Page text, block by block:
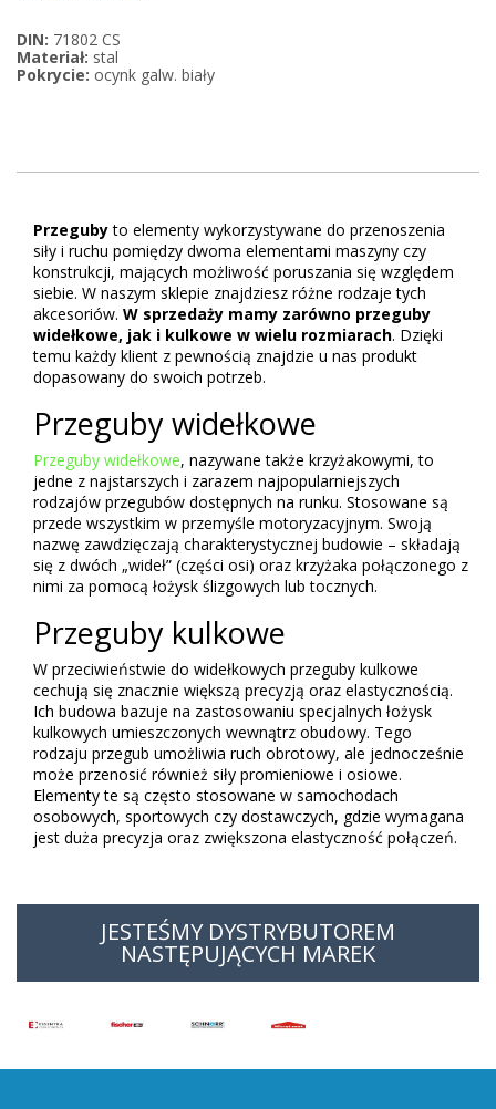
DIN: 71802 CS
Materiał: stal
Pokrycie: ocynk galw. biały
Przegubyto elementy wykorzystywane do przenoszenia
siły i ruchu pomiędzy dwoma elementami maszyny czy
konstrukcji, mających możliwość poruszania się względem
siebie. W naszym sklepie znajdziesz różne rodzaje tych
akcesoriów. W sprzedaży mamy zarówno przeguby
widełkowe, jak i kulkowe w wielu rozmiarach. Dzięki
temu każdy klient z pewnością znajdzie u nas produkt
dopasowany do swoich potrzeb.
Przeguby widełkowe
Przeguby widełkowe, nazywane także krzyżakowymi, to
jedne z najstarszych i zarazem najpopularniejszych
rodzajów przegubów dostępnych na runku. Stosowane są
przede wszystkim w przemyśle motoryzacyjnym. Swoją
nazwę zawdzięczają charakterystycznej budowie – składają
się z dwóch „wideł” (części osi) oraz krzyżaka połączonego z
nimi za pomocą łożysk ślizgowych lub tocznych.
Przeguby kulkowe
W przeciwieństwie do widełkowych przeguby kulkowe
cechują się znacznie większą precyzją oraz elastycznością.
Ich budowa bazuje na zastosowaniu specjalnych łożysk
kulkowych umieszczonych wewnątrz obudowy. Tego
rodzaju przegub umożliwia ruch obrotowy, ale jednocześnie
może przenosić również siły promieniowe i osiowe.
Elementy te są często stosowane w samochodach
osobowych, sportowych czy dostawczych, gdzie wymagana
jest duża precyzja oraz zwiększona elastyczność połączeń.
JESTEŚMY DYSTRYBUTOREM
NASTĘPUJĄCYCH MAREK